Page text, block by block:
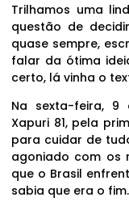
Trilhamos uma
questão de
quase sempre,
falar da ótima
certo, lá vinha o
Na sexta-feira, 9
Xapuri 81, pela
para cuidar de
agoniado com os
que o Brasil
sabia que era o fim.